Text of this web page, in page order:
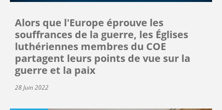
Alors que l'Europe éprouve les
souffrances de la guerre, les Églises
luthériennes membres du COE
partagent leurs points de vue sur la
guerre et la paix
28 Juin 2022